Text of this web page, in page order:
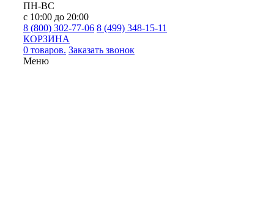
ПН-ВС
с 10:00 до 20:00
8 (800) 302-77-06 8 (499) 348-15-11
КОРЗИНА
0 товаров. Заказать звонок
Меню